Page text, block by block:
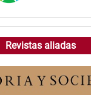
Revistas aliadas